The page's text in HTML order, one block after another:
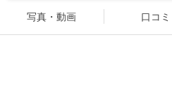
写真・動画 口コミ